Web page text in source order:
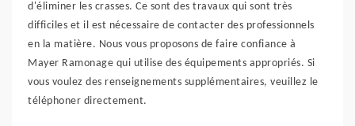
d'éliminer les crasses. Ce sont des travaux qui sont très
difficiles et il est nécessaire de contacter des professionnels
en la matière. Nous vous proposons de faire confiance à
Mayer Ramonage qui utilise des équipements appropriés. Si
vous voulez des renseignements supplémentaires, veuillez le
téléphoner directement.